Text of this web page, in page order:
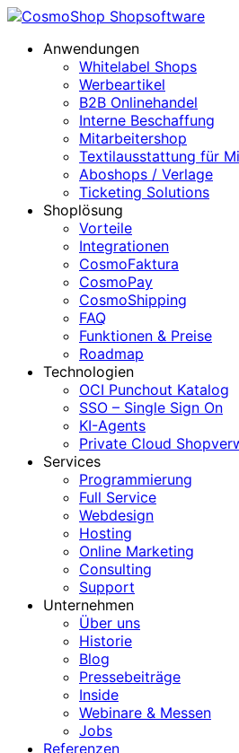
Anwendungen
Whitelabel Shops
Werbeartikel
B2B Onlinehandel
Interne Beschaffung
Mitarbeitershop
Textilausstattung für
Aboshops / Verlage
Ticketing Solutions
Shoplösung
Vorteile
Integrationen
CosmoFaktura
CosmoPay
CosmoShipping
FAQ
Funktionen & Preise
Roadmap
Technologien
OCI Punchout Katalog
SSO – Single Sign On
KI-Agents
Private Cloud
Services
Programmierung
Full Service
Webdesign
Hosting
Online Marketing
Consulting
Support
Unternehmen
Über uns
Historie
Blog
Pressebeiträge
Inside
Webinare & Messen
Jobs
Referenzen